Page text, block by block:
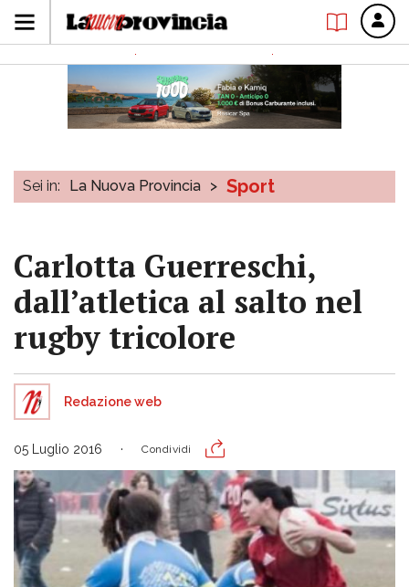
Sei in: La Nuova Provincia > Sport
Carlotta Guerreschi,
dall’atletica al salto nel
rugby tricolore
Redazione web
05 Luglio 2016 Condividi